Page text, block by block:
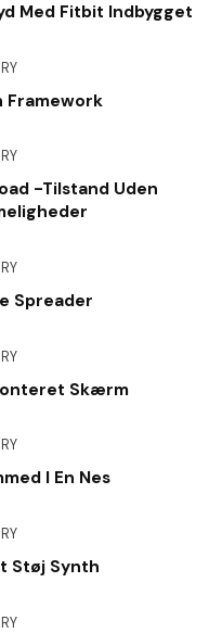
Med Fitbit Indbygget
Framework
-tilstand Uden
Spreader
Skærm
I En Nes
Støj Synth